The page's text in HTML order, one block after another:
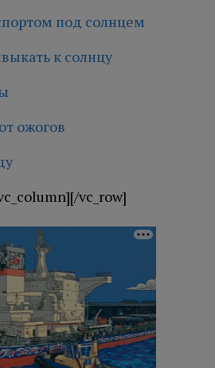
под солнцем
к солнцу
ожогов
vc_row]